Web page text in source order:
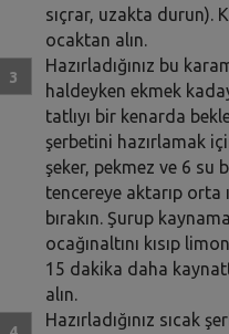
sıçrar, uzakta durun).
ocaktan alın.
Hazırladığınız bu
haldeyken ekmek
tatlıyı bir kenarda
şerbetini hazırlamak
şeker, pekmez ve 6 su
tencereye aktarıp orta
bırakın. Şurup
ocağınaltını kısıp
15 dakika daha
alın.
Hazırladığınız sıcak